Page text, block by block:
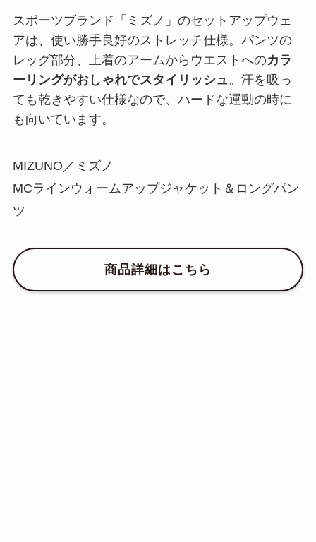
スポーツブランド「ミズノ」のセットアップウェ
アは、使い勝手良好のストレッチ仕様。パンツの
レッグ部分、上着のアームからウエストへのカラ
ーリングがおしゃれでスタイリッシュ 。汗を吸っ
ても乾きやすい仕様なので、ハードな運動の時に
も向いています。
MIZUNO／ミズノ
MCラインウォームアップジャケット＆ロングパン
ツ
商品詳細はこちら